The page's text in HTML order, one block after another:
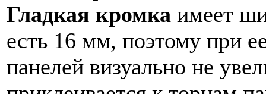
Гладкая кромка имеет
есть 16 мм, поэтому при
панелей визуально не